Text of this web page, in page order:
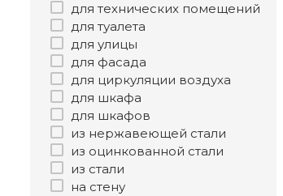
для технических помещений
для туалета
для улицы
для фасада
для циркуляции воздуха
для шкафа
для шкафов
из нержавеющей стали
из оцинкованной стали
из стали
на стену